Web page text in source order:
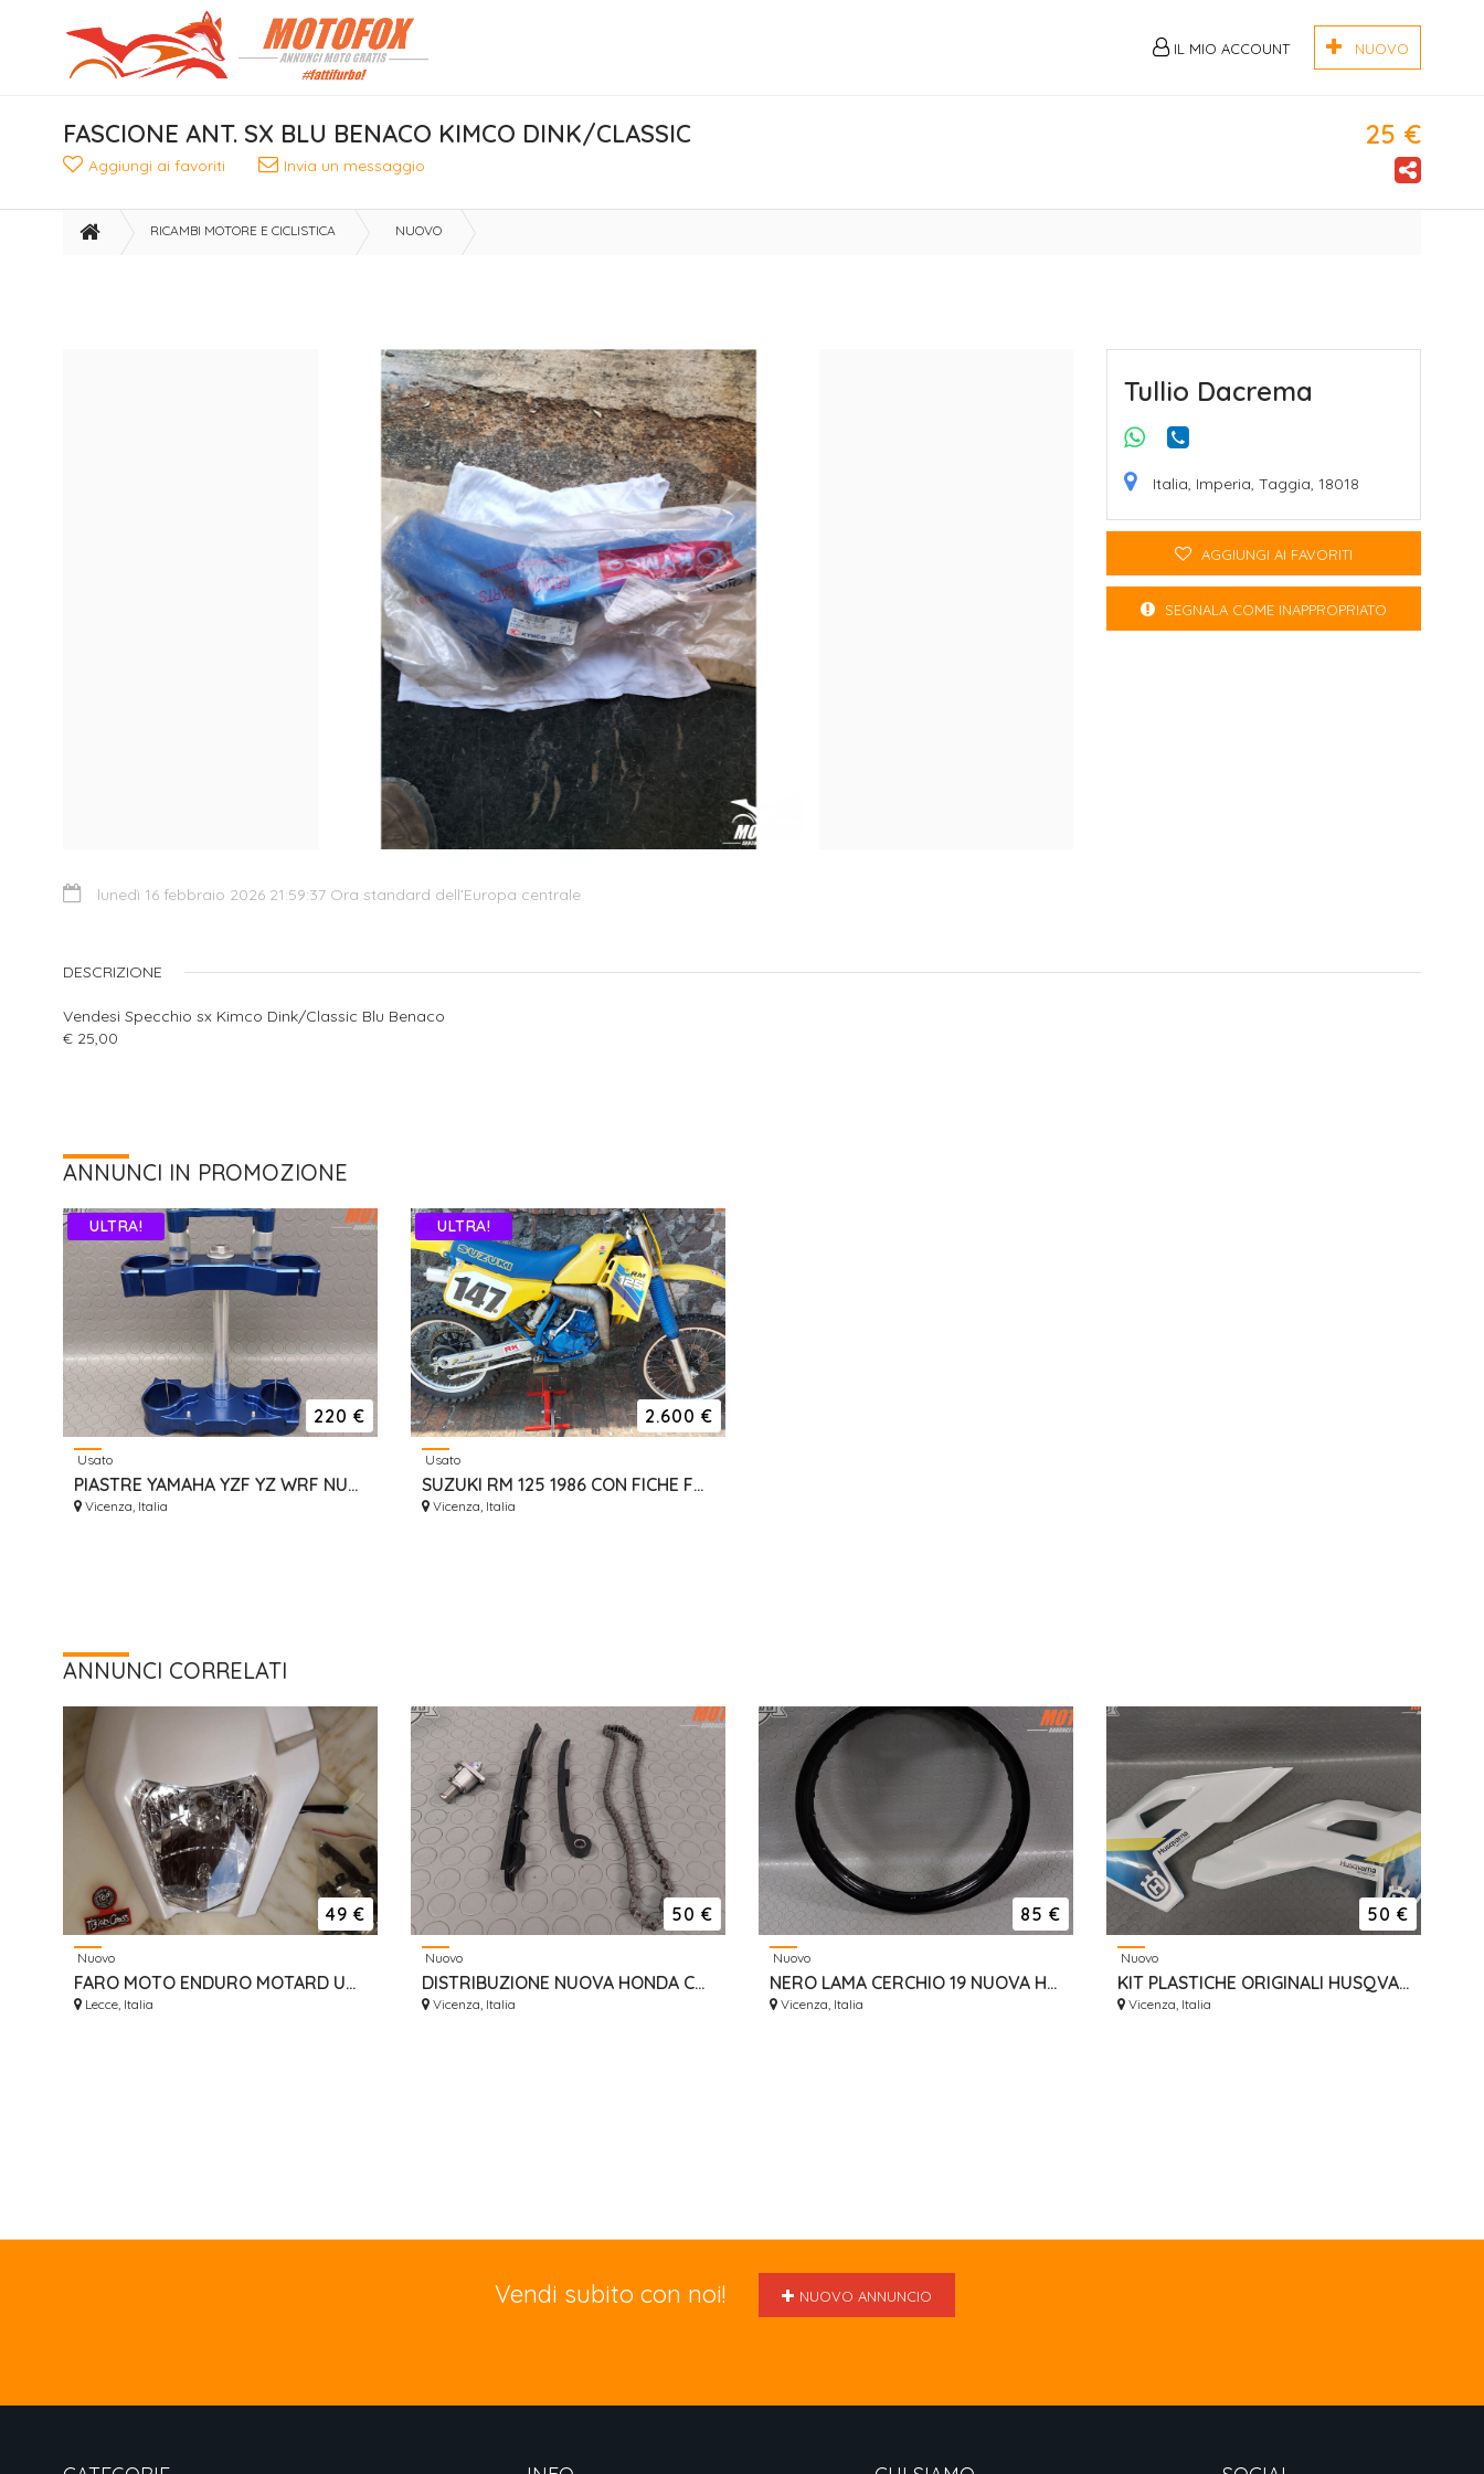
IL MIO ACCOUNT NUOVO
FASCIONE ANT. SX BLU BENACO KIMCO DINK/CLASSIC 25 €
Aggiungi ai favoriti Invia un messaggio
RICAMBI MOTORE E CICLISTICA NUOVO
Tullio Dacrema
Italia, Imperia, Taggia, 18018
AGGIUNGI AI FAVORITI
SEGNALA COME INAPPROPRIATO
lunedì 16 febbraio 2026 21:59:37 Ora standard dell’Europa centrale
DESCRIZIONE
Vendesi Specchio sx Kimco Dink/Classic Blu Benaco
€ 25,00
ANNUNCI IN PROMOZIONE
220 €
ULTRA!
Usato
PIASTRE YAMAHA YZF YZ WRF NUOVE ERGAL GECO RISER
Vicenza, Italia
2.600 €
ULTRA!
Usato
SUZUKI RM 125 1986 CON FICHE FMI DA VETRINA
Vicenza, Italia
ANNUNCI CORRELATI
49 €
Nuovo
FARO MOTO ENDURO MOTARD UNIVERSALE QUALITÀ TOP TIZIANCROSS
Lecce, Italia
50 €
Nuovo
DISTRIBUZIONE NUOVA HONDA CRF 450 2017/2024 OEM
Vicenza, Italia
85 €
Nuovo
NERO LAMA CERCHIO 19 NUOVA HONDA DID 32 RAGGI CR CRF X 1.85 O 2.15 CANALE
Vicenza, Italia
50 €
Nuovo
KIT PLASTICHE ORIGINALI HUSQVARNA 2025 2026 OEM NUOVI CONVOGLIATORI
Vicenza, Italia
Vendi subito con noi! NUOVO ANNUNCIO